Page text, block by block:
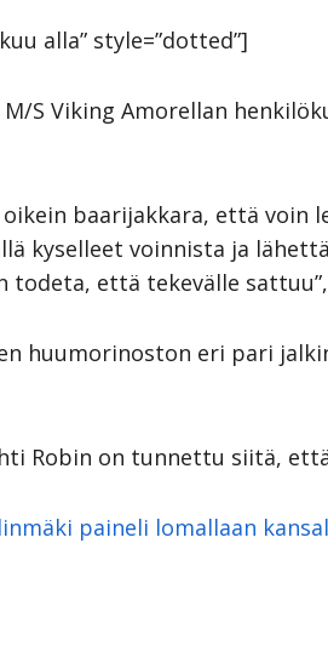
alla” style=”dotted”]
S Viking Amorellan
baarijakkara, että voin
kyselleet voinnista ja
todeta, että tekevälle
huumorinoston eri pari
Robin on tunnettu siitä,
paineli lomallaan